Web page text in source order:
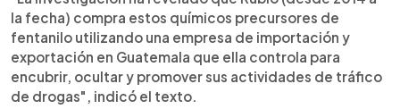
la fecha) compra estos químicos precursores de
fentanilo utilizando una empresa de importación y
exportación en Guatemala que ella controla para
encubrir, ocultar y promover sus actividades de tráfico
de drogas", indicó el texto.